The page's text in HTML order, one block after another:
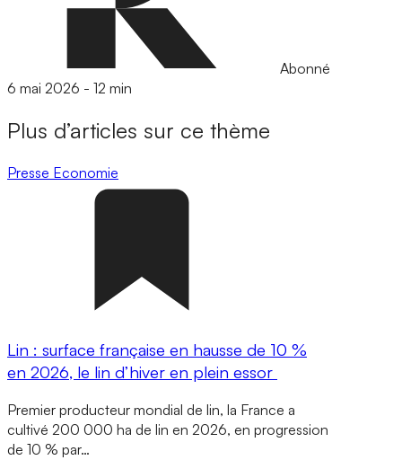
Abonné
6 mai 2026 - 12 min
Plus d’articles sur ce thème
Presse Economie
Lin : surface française en hausse de 10 %
en 2026, le lin d’hiver en plein essor
Premier producteur mondial de lin, la France a
cultivé 200 000 ha de lin en 2026, en progression
de 10 % par…